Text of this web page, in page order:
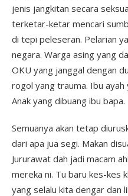
jenis jangkitan secara
terketar-ketar mencari
di tepi peleseran. Pelarian
negara. Warga asing yang
OKU yang janggal dengan
rogol yang trauma. Ibu ayah
Anak yang dibuang ibu bapa.
Semuanya akan tetap
dari apa jua segi. Makan
Jururawat dah jadi macam
mereka ni. Tu baru kes-kes
yang selalu kita dengar dan